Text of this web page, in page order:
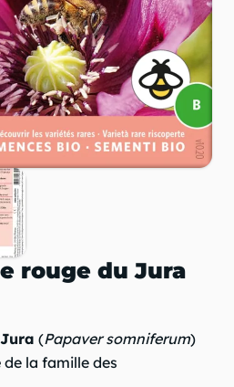
rouge du Jura
(Papaver somniferum)
de la famille des